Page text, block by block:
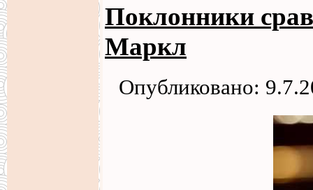
Поклонники
Маркл
Опубликовано: